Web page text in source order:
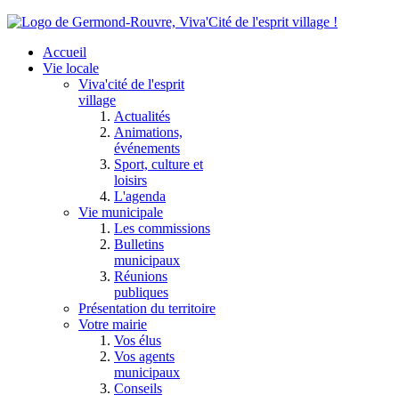
Accueil
Vie locale
Viva'cité de l'esprit
village
Actualités
Animations,
événements
Sport, culture et
loisirs
L'agenda
Vie municipale
Les commissions
Bulletins
municipaux
Réunions
publiques
Présentation du territoire
Votre mairie
Vos élus
Vos agents
municipaux
Conseils